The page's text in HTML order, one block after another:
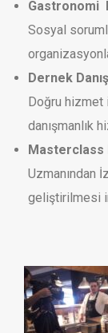
Gastronomi
Sosyal
Dernek
Doğru hizmet
danışmanlık
Masterclass
Uzmanından
geliştirilmesi